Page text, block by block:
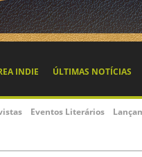
INDIE ÚLTIMAS NOTÍCIAS
Eventos Literários